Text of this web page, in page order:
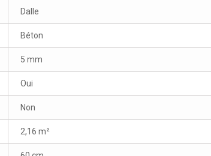
Dalle
Béton
5 mm
Oui
Non
2,16 m²